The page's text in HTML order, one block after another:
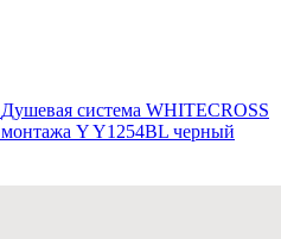
Душевая система WHITECROSS
монтажа Y Y1254BL черный